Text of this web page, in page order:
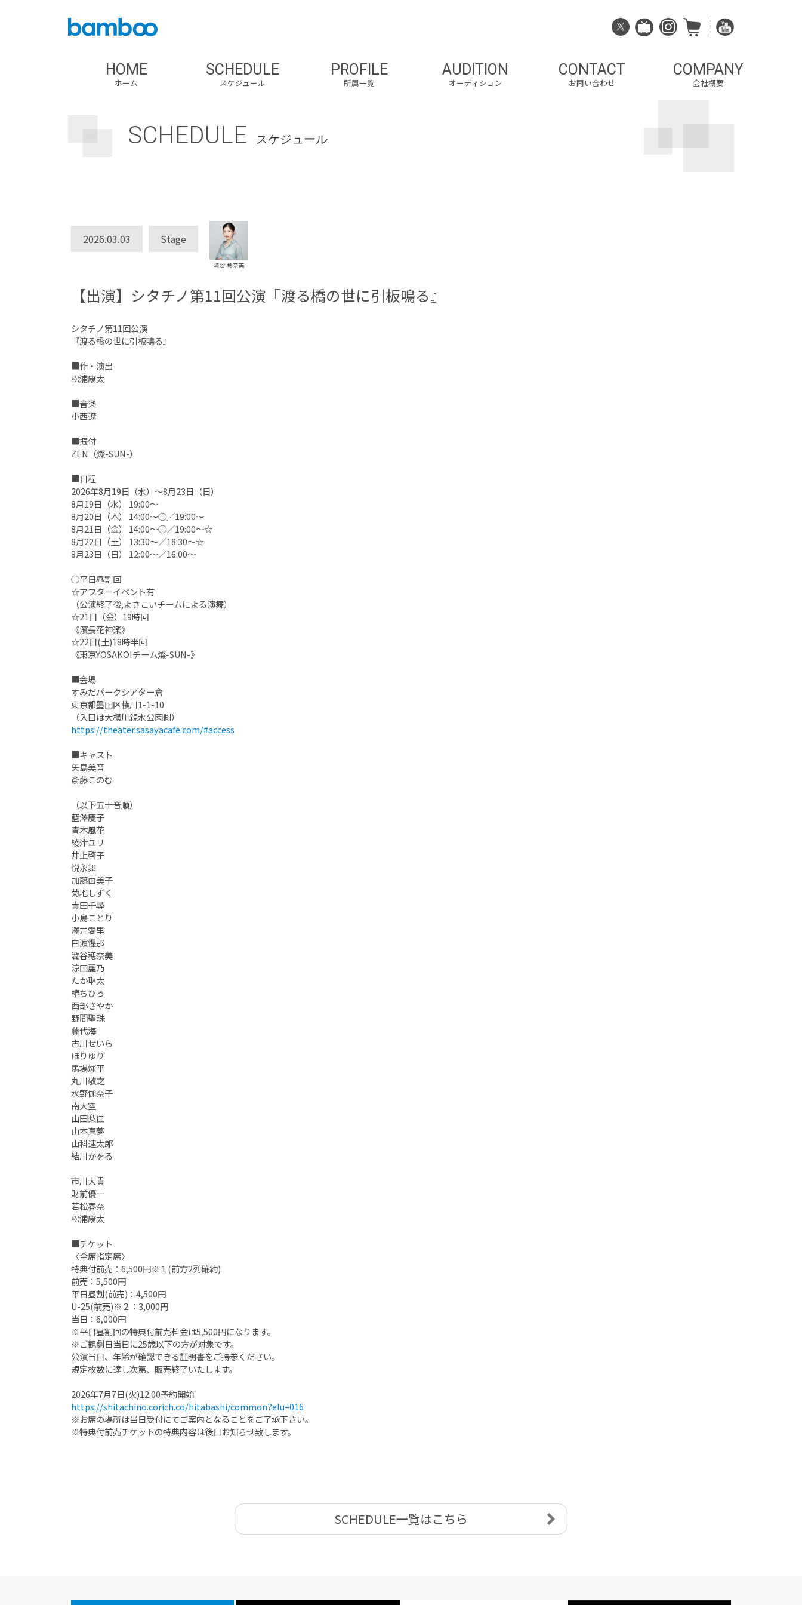
HOME
ホーム
SCHEDULE
スケジュール
PROFILE
所属一覧
AUDITION
オーディション
CONTACT
お問い合わせ
COMPANY
会社概要
SCHEDULE スケジュール
2026.03.03 Stage
澁谷 穂奈美
【出演】シタチノ第11回公演『渡る橋の世に引板鳴る』
シタチノ第11回公演
『渡る橋の世に引板鳴る』
■作・演出
松浦康太
■音楽
小西遼
■振付
ZEN（燦-SUN-）
■日程
2026年8月19日（水）〜8月23日（日）
8月19日（水） 19:00〜
8月20日（木） 14:00〜◯／19:00〜
8月21日（金） 14:00〜◯／19:00〜☆
8月22日（土） 13:30〜／18:30〜☆
8月23日（日） 12:00〜／16:00〜
◯平日昼割回
☆アフターイベント有
（公演終了後,よさこいチームによる演舞）
☆21日（金）19時回
《濱長花神楽》
☆22日(土)18時半回
《東京YOSAKOIチーム燦-SUN-》
■会場
すみだパークシアター倉
東京都墨田区横川1-1-10
（入口は大横川親水公園側）
https://theater.sasayacafe.com/#access
■キャスト
矢島美音
斎藤このむ
（以下五十音順）
藍澤慶子
青木風花
綾津ユリ
井上啓子
悦永舞
加藤由美子
菊地しずく
貴田千尋
小島ことり
澤井愛里
白濵惺那
澁谷穂奈美
涼田麗乃
たか琳太
椿ちひろ
西部さやか
野間聖珠
藤代海
古川せいら
ほりゆり
馬場煇平
丸川敬之
水野伽奈子
南大空
山田梨佳
山本真夢
山科連太郎
結川かをる
市川大貴
財前優一
若松春奈
松浦康太
■チケット
〈全席指定席〉
特典付前売∶6,500円※１(前方2列確約)
前売：5,500円
平日昼割(前売)：4,500円
U-25(前売)※２：3,000円
当日：6,000円
※平日昼割回の特典付前売料金は5,500円になります。
※ご観劇日当日に25歳以下の方が対象です。
公演当日、年齢が確認できる証明書をご持参ください。
規定枚数に達し次第、販売終了いたします。
2026年7月7日(火)12:00予約開始
https://shitachino.corich.co/hitabashi/common?elu=016
※お席の場所は当日受付にてご案内となることをご了承下さい。
※特典付前売チケットの特典内容は後日お知らせ致します。
SCHEDULE一覧はこちら